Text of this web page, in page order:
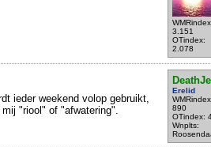
3.151
OTindex:
2.078
Erelid
890
OTindex:
Wnplts:
ieder weekend volop gebruikt,
"riool" of "afwatering".